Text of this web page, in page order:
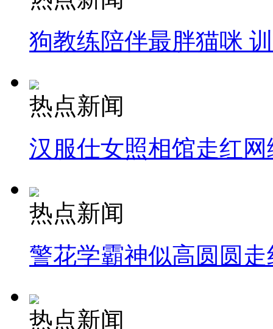
狗教练陪伴最胖猫咪
热点新闻
汉服仕女照相馆走红网
热点新闻
警花学霸神似高圆圆走
热点新闻